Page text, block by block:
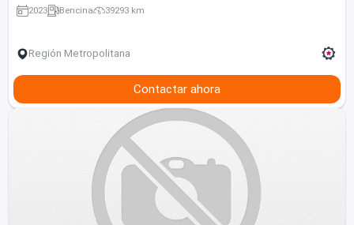
2023 Bencina 39293 km
Región Metropolitana
Contactar ahora